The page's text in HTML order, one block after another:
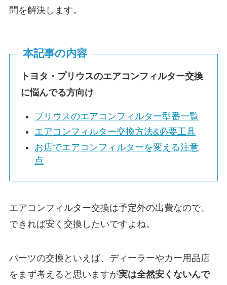
問を解決します。
本記事の内容
トヨタ・プリウスのエアコンフィルター交換
に悩んでる方向け
プリウスのエアコンフィルター型番一覧
エアコンフィルター交換方法&必要工具
お店でエアコンフィルターを変える注意
点
エアコンフィルター交換は予定外の出費なので、
できれば安く交換したいですよね。
パーツの交換といえば、ディーラーやカー用品店
をまず考えると思いますが実は全然安くないんで